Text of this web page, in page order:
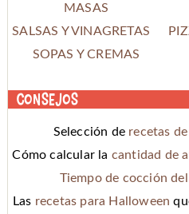
MASAS
SALSAS Y VINAGRETAS
SOPAS Y CREMAS
Consejos
Selección de recetas
Cómo calcular la cantidad de
Tiempo de cocción
Las recetas para Halloween